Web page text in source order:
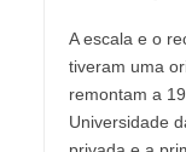
A escala e o
tiveram uma
remontam a
Universidade